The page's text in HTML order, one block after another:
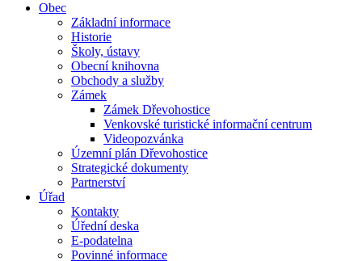
Obec
Základní informace
Historie
Školy, ústavy
Obecní knihovna
Obchody a služby
Zámek
Zámek Dřevohostice
Venkovské turistické informační centrum
Videopozvánka
Územní plán Dřevohostice
Strategické dokumenty
Partnerství
Úřad
Kontakty
Úřední deska
E-podatelna
Povinné informace